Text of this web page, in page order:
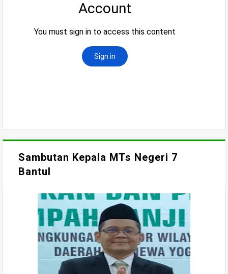
Sambutan Kepala MTs Negeri 7
Bantul